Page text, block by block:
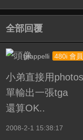
全部回覆
grappelli 480i 會員
小弟直接用
單輸出一張tga
還算OK..
2008-2-1 15:38:17